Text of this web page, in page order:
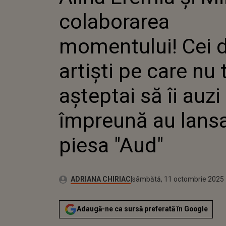
AU
colaborarea
momentului! Cei
artiști pe care nu
așteptai să îi auzi
împreună au
piesa "Aud"
Autor:ADRIANA CHIRIACPublicat:
sâmbătă, 11 octombrie 2025
Actualizat:
sâmbătă, 11 octombrie 2025
Adaugă-ne ca sursă preferată în Google